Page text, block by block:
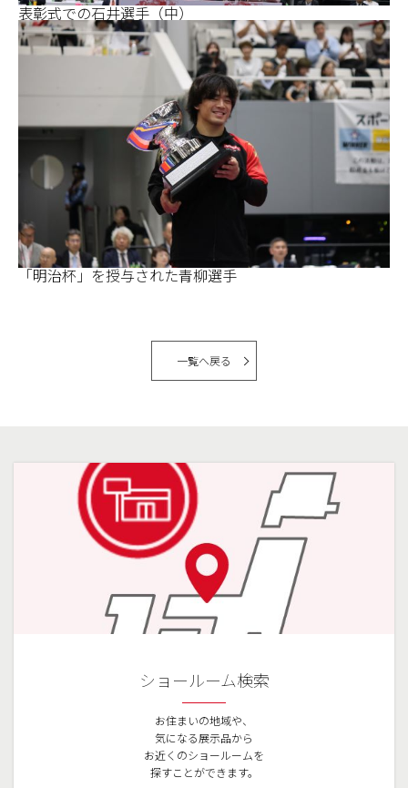
表彰式での石井選手（中）
「明治杯」を授与された青柳選手
一覧へ戻る
ショールーム検索
お住まいの地域や、
気になる展示品から
お近くのショールームを
探すことができます。